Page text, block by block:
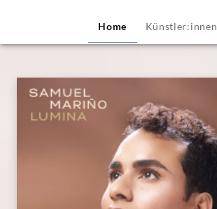
Decca
Classics
Home Künstler:innen